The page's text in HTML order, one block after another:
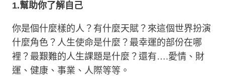
1.幫助你了解自己
你是個什麼樣的人？有什麼天賦？來這個世界扮演
什麼角色？人生使命是什麼？最幸運的部份在哪
裡？最艱難的人生課題是什麼？還有….愛情、財
運、健康、事業、人際等等。